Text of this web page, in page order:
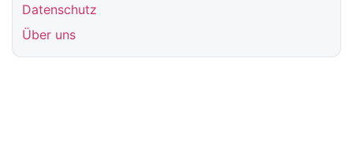
Datenschutz
Über uns